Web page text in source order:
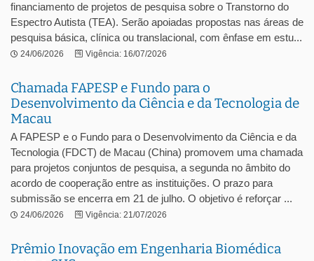
financiamento de projetos de pesquisa sobre o Transtorno do
Espectro Autista (TEA). Serão apoiadas propostas nas áreas de
pesquisa básica, clínica ou translacional, com ênfase em estu...
24/06/2026 Vigência: 16/07/2026
Chamada FAPESP e Fundo para o
Desenvolvimento da Ciência e da Tecnologia de
Macau
A FAPESP e o Fundo para o Desenvolvimento da Ciência e da
Tecnologia (FDCT) de Macau (China) promovem uma chamada
para projetos conjuntos de pesquisa, a segunda no âmbito do
acordo de cooperação entre as instituições. O prazo para
submissão se encerra em 21 de julho. O objetivo é reforçar ...
24/06/2026 Vigência: 21/07/2026
Prêmio Inovação em Engenharia Biomédica